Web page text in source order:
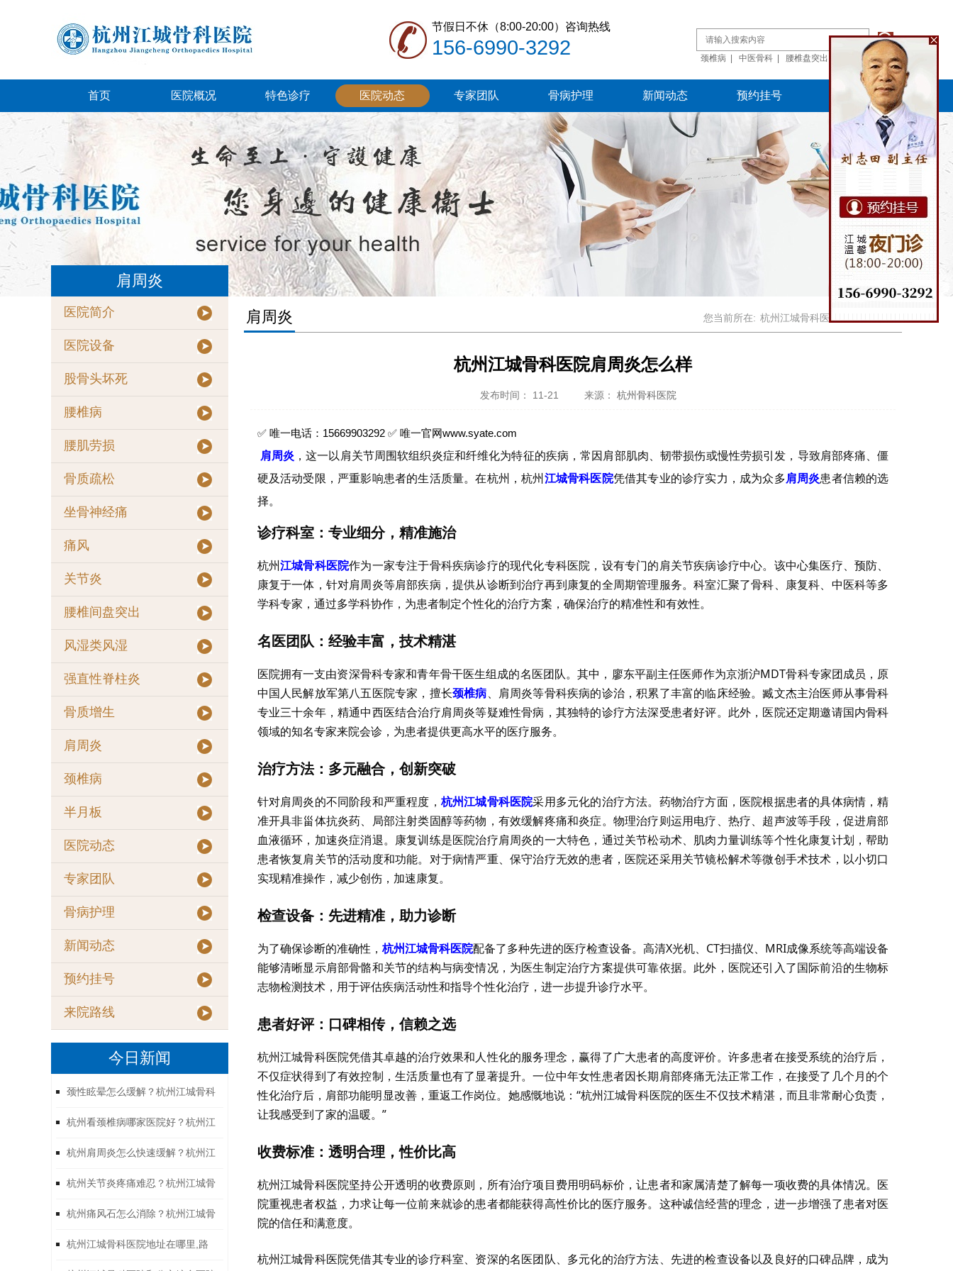
节假日不休（8:00-20:00）咨询热线
156-6990-3292 颈椎病 中医骨科 腰椎盘突出 骨肿瘤
首页 医院概况 特色诊疗 医院动态 专家团队 骨病护理 新闻动态 预约挂号 来院路线
肩周炎
医院简介
医院设备
股骨头坏死
腰椎病
腰肌劳损
骨质疏松
坐骨神经痛
痛风
关节炎
腰椎间盘突出
风湿类风湿
强直性脊柱炎
骨质增生
肩周炎
颈椎病
半月板
医院动态
专家团队
骨病护理
新闻动态
预约挂号
来院路线
今日新闻
颈性眩晕怎么缓解？杭州江城骨科
[07-23]
杭州看颈椎病哪家医院好？杭州江
[07-23]
杭州肩周炎怎么快速缓解？杭州江
[07-23]
杭州关节炎疼痛难忍？杭州江城骨
[07-23]
杭州痛风石怎么消除？杭州江城骨
[07-23]
杭州江城骨科医院地址在哪里,路
肩周炎 您当前所在: 杭州江城骨科医院
杭州江城骨科医院肩周炎怎么样
发布时间： 11-21 来源： 杭州骨科医院
✅ 唯一电话：15669903292 ✅ 唯一官网www.syate.com
肩周炎 ，这一以肩关节周围软组织炎症和纤维化为特征的疾病，常因肩部肌肉、韧带损伤或慢性劳损引发，导致肩部疼痛、僵
硬及活动受限，严重影响患者的生活质量。在杭州，杭州江城骨科医院凭借其专业的诊疗实力，成为众多肩周炎患者信赖的选
择。
诊疗科室：专业细分，精准施治
杭州江城骨科医院作为一家专注于骨科疾病诊疗的现代化专科医院，设有专门的肩关节疾病诊疗中心。该中心集医疗、预防、
康复于一体，针对肩周炎等肩部疾病，提供从诊断到治疗再到康复的全周期管理服务。科室汇聚了骨科、康复科、中医科等多
学科专家，通过多学科协作，为患者制定个性化的治疗方案，确保治疗的精准性和有效性。
名医团队：经验丰富，技术精湛
医院拥有一支由资深骨科专家和青年骨干医生组成的名医团队。其中，廖东平副主任医师作为京浙沪MDT骨科专家团成员，原
中国人民解放军第八五医院专家，擅长颈椎病、肩周炎等骨科疾病的诊治，积累了丰富的临床经验。臧文杰主治医师从事骨科
专业三十余年，精通中西医结合治疗肩周炎等疑难性骨病，其独特的诊疗方法深受患者好评。此外，医院还定期邀请国内骨科
领域的知名专家来院会诊，为患者提供更高水平的医疗服务。
治疗方法：多元融合，创新突破
针对肩周炎的不同阶段和严重程度， 杭州江城骨科医院采用多元化的治疗方法。药物治疗方面，医院根据患者的具体病情，精
准开具非甾体抗炎药、局部注射类固醇等药物，有效缓解疼痛和炎症。物理治疗则运用电疗、热疗、超声波等手段，促进肩部
血液循环，加速炎症消退。康复训练是医院治疗肩周炎的一大特色，通过关节松动术、肌肉力量训练等个性化康复计划，帮助
患者恢复肩关节的活动度和功能。对于病情严重、保守治疗无效的患者，医院还采用关节镜松解术等微创手术技术，以小切口
实现精准操作，减少创伤，加速康复。
检查设备：先进精准，助力诊断
为了确保诊断的准确性， 杭州江城骨科医院配备了多种先进的医疗检查设备。高清X光机、CT扫描仪、MRI成像系统等高端设备
能够清晰显示肩部骨骼和关节的结构与病变情况，为医生制定治疗方案提供可靠依据。此外，医院还引入了国际前沿的生物标
志物检测技术，用于评估疾病活动性和指导个性化治疗，进一步提升诊疗水平。
患者好评：口碑相传，信赖之选
杭州江城骨科医院凭借其卓越的治疗效果和人性化的服务理念，赢得了广大患者的高度评价。许多患者在接受系统的治疗后，
不仅症状得到了有效控制，生活质量也有了显著提升。一位中年女性患者因长期肩部疼痛无法正常工作，在接受了几个月的个
性化治疗后，肩部功能明显改善，重返工作岗位。她感慨地说：“杭州江城骨科医院的医生不仅技术精湛，而且非常耐心负责，
让我感受到了家的温暖。”
收费标准：透明合理，性价比高
杭州江城骨科医院坚持公开透明的收费原则，所有治疗项目费用明码标价，让患者和家属清楚了解每一项收费的具体情况。医
院重视患者权益，力求让每一位前来就诊的患者都能获得高性价比的医疗服务。这种诚信经营的理念，进一步增强了患者对医
院的信任和满意度。
杭州江城骨科医院凭借其专业的诊疗科室、资深的名医团队、多元化的治疗方法、先进的检查设备以及良好的口碑品牌，成为